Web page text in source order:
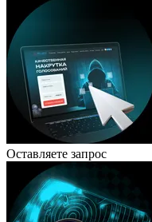
Оставляете запрос